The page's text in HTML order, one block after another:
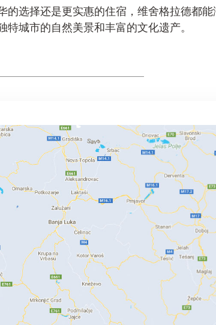
的选择还是更实惠的住宿，维舍格拉德都
特城市的自然美景和丰富的文化遗产。